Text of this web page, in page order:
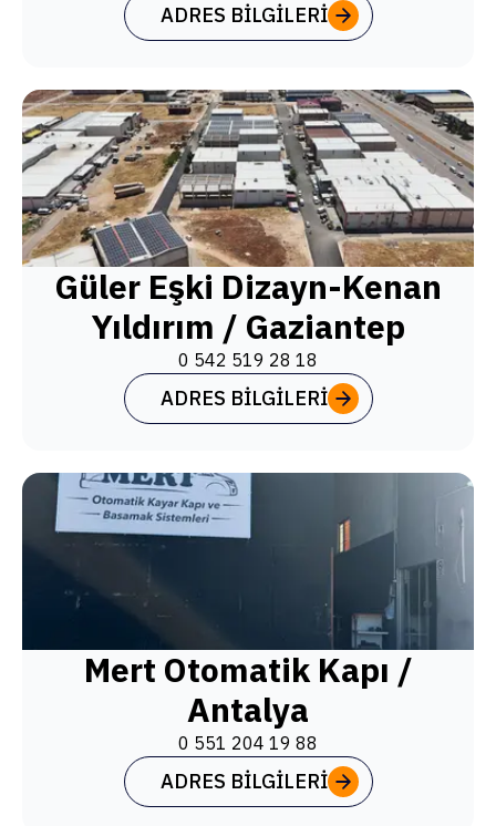
ADRES BILGILERI
Güler Eşki Dizayn-Kenan
Yıldırım / Gaziantep
0 542 519 28 18
ADRES BILGILERI
Mert Otomatik Kapı /
Antalya
0 551 204 19 88
ADRES BILGILERI